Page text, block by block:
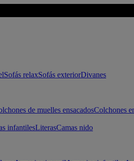
Sofás relaxSofás exteriorDivanes
de muelles ensacadosColchones
infantilesLiterasCamas nido